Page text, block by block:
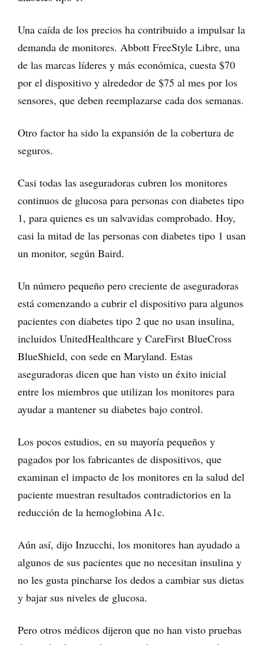
Una caída de los precios ha contribuido a impulsar la
demanda de monitores. Abbott FreeStyle Libre, una
de las marcas líderes y más económica, cuesta $70
por el dispositivo y alrededor de $75 al mes por los
sensores, que deben reemplazarse cada dos semanas.
Otro factor ha sido la expansión de la cobertura de
seguros.
Casi todas las aseguradoras cubren los monitores
continuos de glucosa para personas con diabetes tipo
1, para quienes es un salvavidas comprobado. Hoy,
casi la mitad de las personas con diabetes tipo 1 usan
un monitor, según Baird.
Un número pequeño pero creciente de aseguradoras
está comenzando a cubrir el dispositivo para algunos
pacientes con diabetes tipo 2 que no usan insulina,
incluidos UnitedHealthcare y CareFirst BlueCross
BlueShield, con sede en Maryland. Estas
aseguradoras dicen que han visto un éxito inicial
entre los miembros que utilizan los monitores para
ayudar a mantener su diabetes bajo control.
Los pocos estudios, en su mayoría pequeños y
pagados por los fabricantes de dispositivos, que
examinan el impacto de los monitores en la salud del
paciente muestran resultados contradictorios en la
reducción de la hemoglobina A1c.
Aún así, dijo Inzucchi, los monitores han ayudado a
algunos de sus pacientes que no necesitan insulina y
no les gusta pincharse los dedos a cambiar sus dietas
y bajar sus niveles de glucosa.
Pero otros médicos dijeron que no han visto pruebas